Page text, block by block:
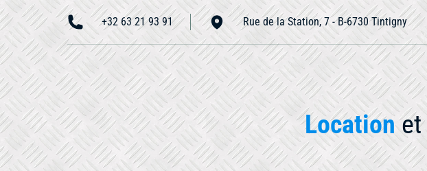
+32 63 21 93 91 Rue de la Station, 7 - B-6730 Tintigny
Locationet